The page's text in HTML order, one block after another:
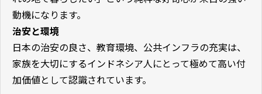
動機になります。
治安と環境
日本の治安の良さ、教育環境、公共インフラの充実は、
家族を大切にするインドネシア人にとって極めて高い付
加価値として認識されています。